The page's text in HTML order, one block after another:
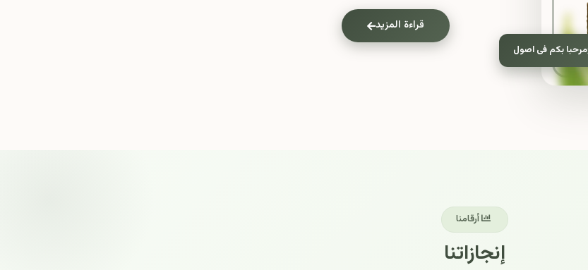
مرحبا بكم فى اصول
قراءة المزيد
أرقامنا
إنجازاتنا